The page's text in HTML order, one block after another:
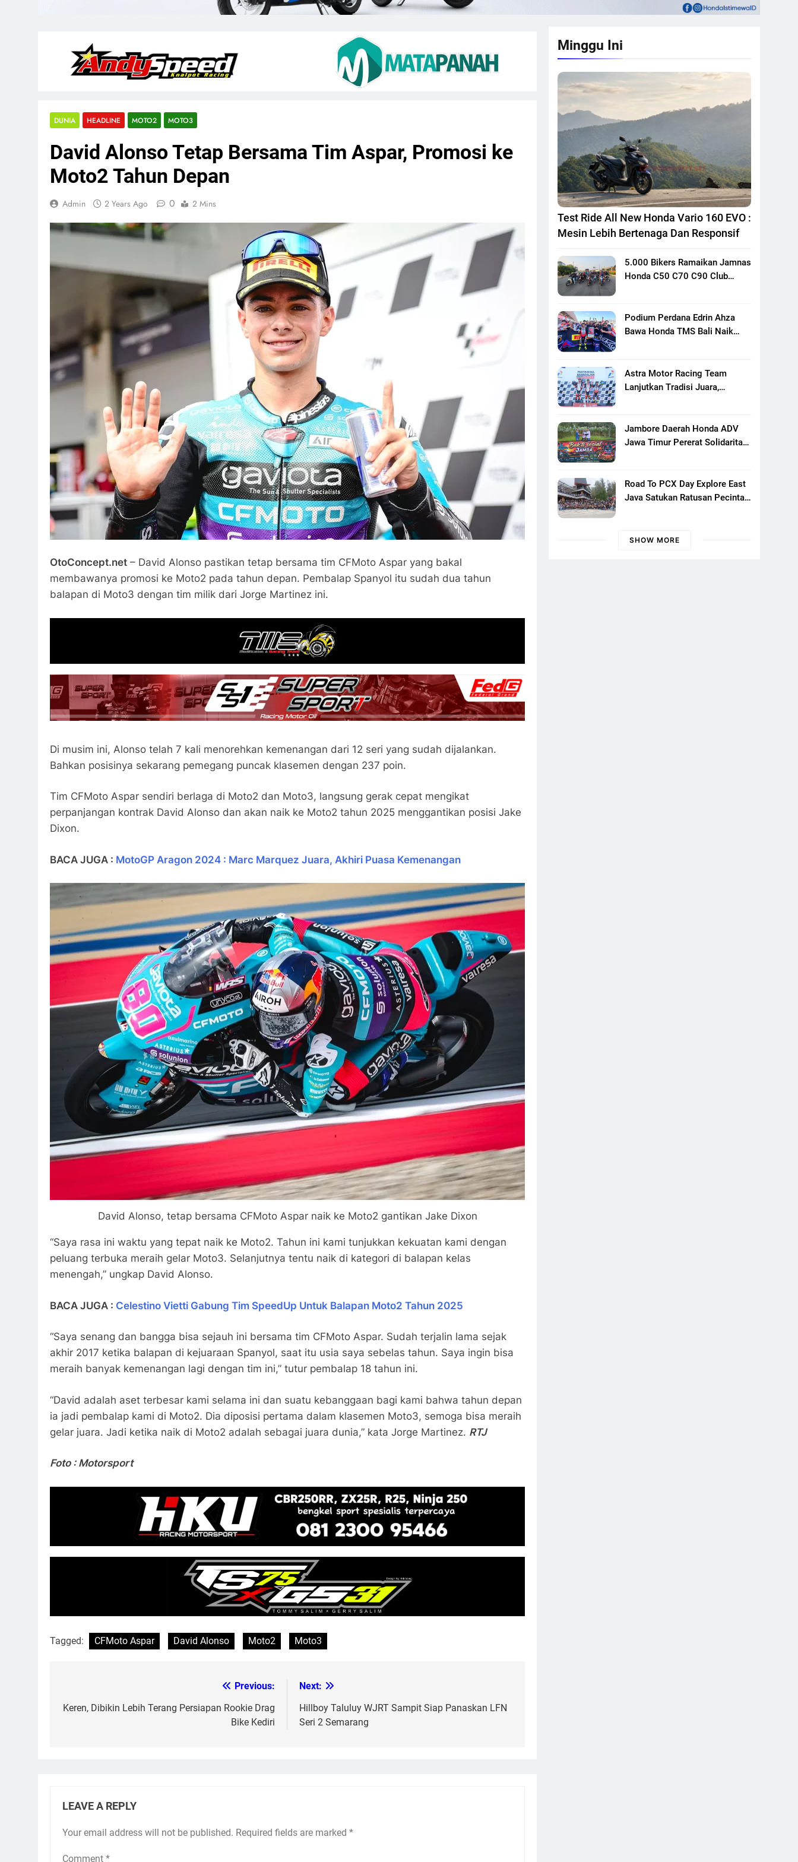
DUNIA HEADLINE MOTO2 MOTO3
David Alonso Tetap Bersama Tim Aspar, Promosi ke
Moto2 Tahun Depan
Admin 2 Years Ago 0 2 Mins
OtoConcept.net – David Alonso pastikan tetap bersama tim CFMoto Aspar yang bakal
membawanya promosi ke Moto2 pada tahun depan. Pembalap Spanyol itu sudah dua tahun
balapan di Moto3 dengan tim milik dari Jorge Martinez ini.
Di musim ini, Alonso telah 7 kali menorehkan kemenangan dari 12 seri yang sudah dijalankan.
Bahkan posisinya sekarang pemegang puncak klasemen dengan 237 poin.
Tim CFMoto Aspar sendiri berlaga di Moto2 dan Moto3, langsung gerak cepat mengikat
perpanjangan kontrak David Alonso dan akan naik ke Moto2 tahun 2025 menggantikan posisi Jake
Dixon.
BACA JUGA : MotoGP Aragon 2024 : Marc Marquez Juara, Akhiri Puasa Kemenangan
David Alonso, tetap bersama CFMoto Aspar naik ke Moto2 gantikan Jake Dixon
“Saya rasa ini waktu yang tepat naik ke Moto2. Tahun ini kami tunjukkan kekuatan kami dengan
peluang terbuka meraih gelar Moto3. Selanjutnya tentu naik di kategori di balapan kelas
menengah,” ungkap David Alonso.
BACA JUGA : Celestino Vietti Gabung Tim SpeedUp Untuk Balapan Moto2 Tahun 2025
“Saya senang dan bangga bisa sejauh ini bersama tim CFMoto Aspar. Sudah terjalin lama sejak
akhir 2017 ketika balapan di kejuaraan Spanyol, saat itu usia saya sebelas tahun. Saya ingin bisa
meraih banyak kemenangan lagi dengan tim ini,” tutur pembalap 18 tahun ini.
“David adalah aset terbesar kami selama ini dan suatu kebanggaan bagi kami bahwa tahun depan
ia jadi pembalap kami di Moto2. Dia diposisi pertama dalam klasemen Moto3, semoga bisa meraih
gelar juara. Jadi ketika naik di Moto2 adalah sebagai juara dunia,” kata Jorge Martinez. RTJ
Foto : Motorsport
Tagged: CFMoto Aspar David Alonso Moto2 Moto3
navigation
Previous:
Keren, Dibikin Lebih Terang Persiapan Rookie Drag
Bike Kediri
Next:
Hillboy Taluluy WJRT Sampit Siap Panaskan LFN
Seri 2 Semarang
LEAVE A REPLY
Your email address will not be published. Required fields are marked *
Comment *
Minggu Ini
Test Ride All New Honda Vario 160 EVO :
Mesin Lebih Bertenaga Dan Responsif
5.000 Bikers Ramaikan Jamnas
Honda C50 C70 C90 Club
Motor Klasik Honda
Podium Perdana Edrin Ahza
Bawa Honda TMS Bali Naik
Astra Motor Racing Team
Lanjutkan Tradisi Juara,
Putaran Ke 3
Jambore Daerah Honda ADV
Jawa Timur Pererat Solidaritas
Banyuwangi
Road To PCX Day Explore East
Java Satukan Ratusan Pecinta
SHOW MORE